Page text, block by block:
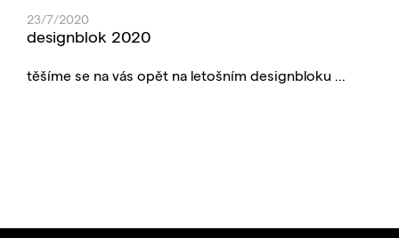
23/7/2020
designblok 2020
těšíme se na vás opět na letošním designbloku ...